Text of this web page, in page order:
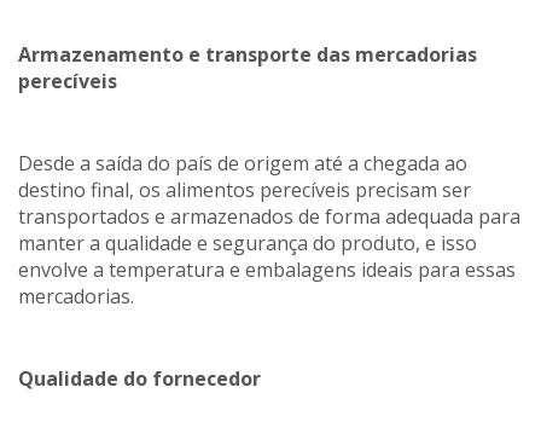
Armazenamento e transporte das mercadorias
perecíveis
Desde a saída do país de origem até a chegada ao
destino final, os alimentos perecíveis precisam ser
transportados e armazenados de forma adequada para
manter a qualidade e segurança do produto, e isso
envolve a temperatura e embalagens ideais para essas
mercadorias.
Qualidade do fornecedor